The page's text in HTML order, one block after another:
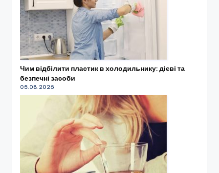
Чим відбілити пластик в холодильнику: дієві та
безпечні засоби
05.08.2026